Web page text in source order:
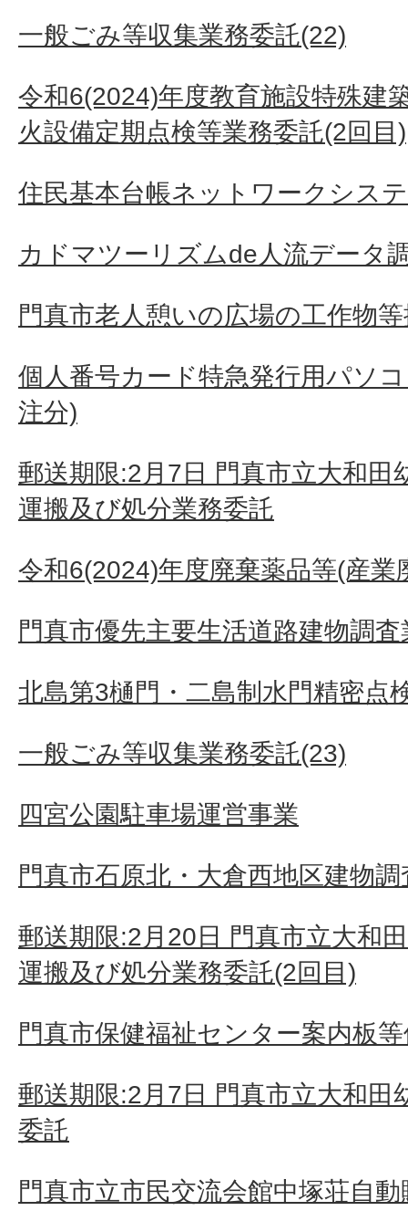
一般ごみ等収集業務委託(22)
令和6(2024)年度教育施設特殊建
火設備定期点検等業務委託(2回目)
住民基本台帳ネットワークシス
カドマツーリズムde人流データ
門真市老人憩いの広場の工作物
個人番号カード特急発行用パソ
注分)
郵送期限:2月7日 門真市立大和田
運搬及び処分業務委託
令和6(2024)年度廃棄薬品等(産業
門真市優先主要生活道路建物調
北島第3樋門・二島制水門精密点
一般ごみ等収集業務委託(23)
四宮公園駐車場運営事業
門真市石原北・大倉西地区建物
郵送期限:2月20日 門真市立大和
運搬及び処分業務委託(2回目)
門真市保健福祉センター案内板
郵送期限:2月7日 門真市立大和田
委託
門真市立市民交流会館中塚荘自